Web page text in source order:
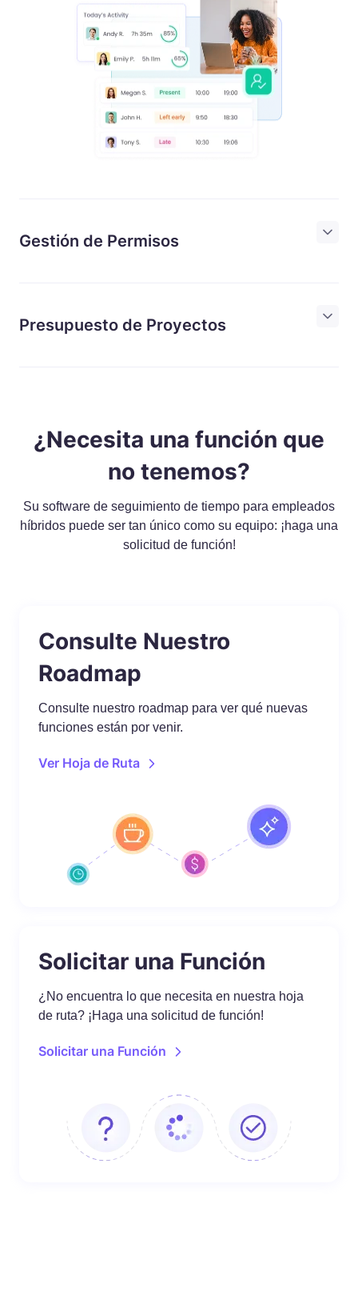
Gestión de Permisos
Presupuesto de Proyectos
¿Necesita una función que
no tenemos?
Su software de seguimiento de tiempo para empleados
híbridos puede ser tan único como su equipo: ¡haga una
solicitud de función!
Consulte Nuestro
Roadmap
Consulte nuestro roadmap para ver qué nuevas
funciones están por venir.
Ver Hoja de Ruta
Solicitar una Función
¿No encuentra lo que necesita en nuestra hoja
de ruta? ¡Haga una solicitud de función!
Solicitar una Función